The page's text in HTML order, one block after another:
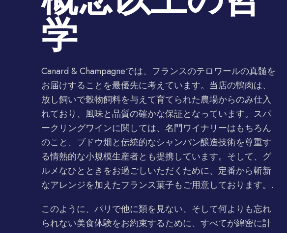
学
Canard & Champagneでは、フランスのテロワールの真髄を
お届けすることを最優先に考えています。当店の鴨肉は、
放し飼いで穀物飼料を与えて育てられた農場からのみ仕入
れており、風味と品質の確かな保証となっています。スパ
ークリングワインに関しては、名門ワイナリーはもちろん
のこと、ブドウ畑と伝統的なシャンパン醸造技術を尊重す
る情熱的な小規模生産者とも提携しています。そして、グ
ルメなひとときをお過ごしいただくために、定番から斬新
なアレンジを加えたフランス菓子もご用意しております。.
このように、パリで他に類を見ない、そして何よりも忘れ
られない美食体験をお約束するために、すべてが綿密に計